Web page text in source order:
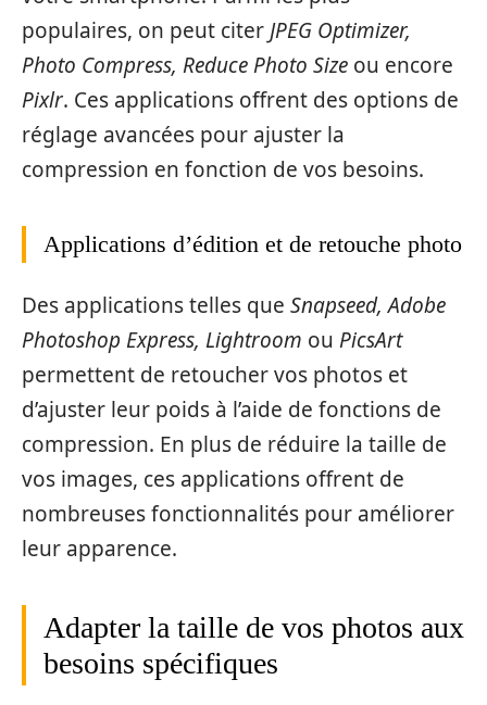
populaires, on peut citerJPEG Optimizer,
Photo Compress, Reduce Photo Size ou encore
Pixlr. Ces applications offrent des options de
réglage avancées pour ajuster la
compression en fonction de vos besoins.
Applications d’édition et de retouche photo
Des applications telles que Snapseed, Adobe
Photoshop Express, Lightroom ou PicsArt
permettent de retoucher vos photos et
d’ajuster leur poids à l’aide de fonctions de
compression. En plus de réduire la taille de
vos images, ces applications offrent de
nombreuses fonctionnalités pour améliorer
leur apparence.
Adapter la taille de vos photos aux
besoins spécifiques